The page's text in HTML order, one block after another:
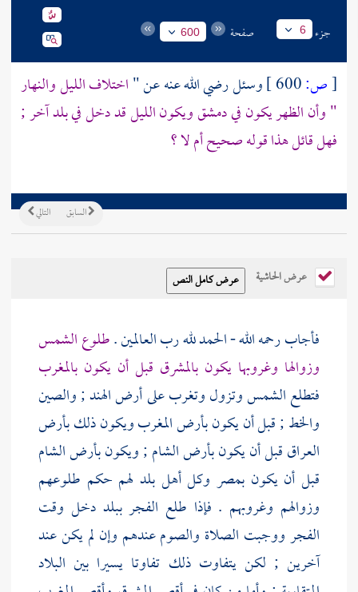
جزء 6 صفحة 600
[ص: وسئل رضي الله عنه عن "اختلاف الليل والنهار
" وأن الظهر يكون فيدمشقويكون الليل قد دخل في بلد آخر ;
فهل قائل هذا قوله صحيح أم لا ؟
التالي السابق
عرض الحاشية
فأجاب رحمه الله - الحمد لله رب العالمين .طلوع الشمس
وزوالها وغروبها يكون بالمشرق قبل أن يكون بالمغرب
فتطلع الشمس وتزول وتغرب على أرضالهند;والصين
والخط ; قبل أن يكون بأرضالمغربويكون ذلكبأرض
العراققبل أن يكونبأرض الشام; ويكونبأرض الشام
قبل أن يكونبمصر وكل أهل بلد لهم حكم طلوعهم
وزوالهم وغروبهم . فإذا طلع الفجر ببلد دخل وقت
الفجر ووجبت الصلاة والصوم عندهم وإن لم يكن عند
آخرين ; لكن يتفاوت ذلك تفاوتا يسيرا بين البلاد